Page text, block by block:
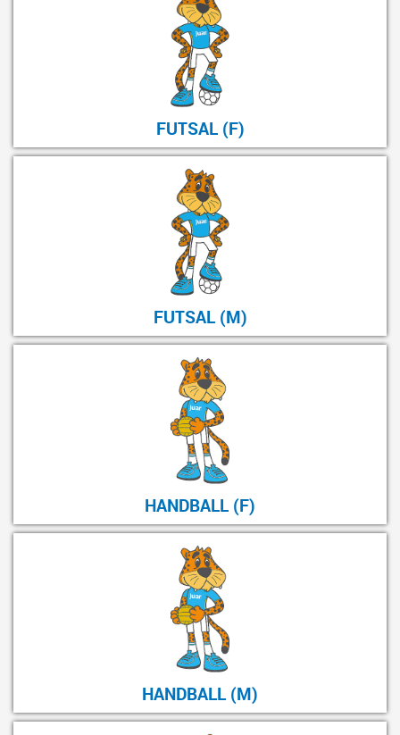
FUTSAL (F)
FUTSAL (M)
HANDBALL (F)
HANDBALL (M)